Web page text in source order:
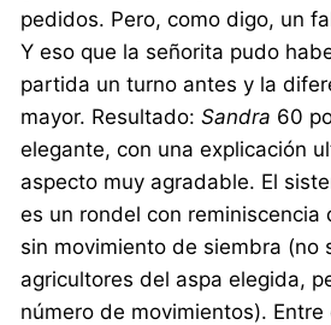
pedidos. Pero, como digo, un
Y eso que la señorita pudo
partida un turno antes y la
mayor. Resultado:Sandra 60
elegante, con una explicación
aspecto muy agradable. El
es un rondel con reminiscencia
sin movimiento de siembra (no
agricultores del aspa elegida,
número de movimientos).